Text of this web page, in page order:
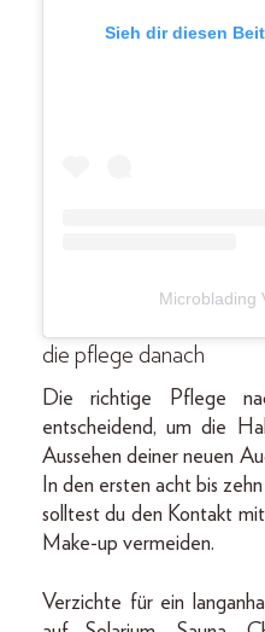
Sieh dir diesen
Microblading
die pflege danach
Die richtige Pflege
entscheidend, um die
Aussehen deiner neuen
In den ersten acht bis
solltest du den Kontakt mit
Make-up vermeiden.
Verzichte für ein